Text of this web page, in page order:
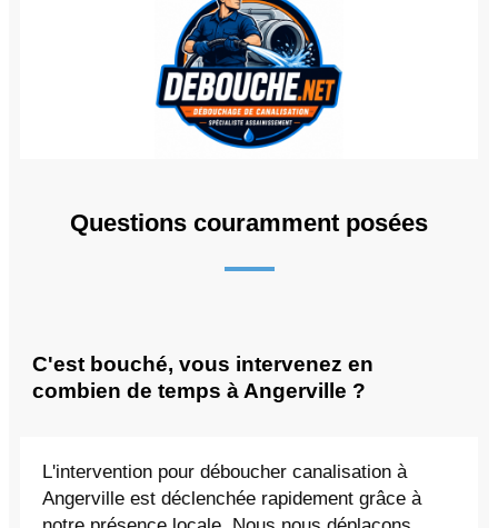
Questions couramment posées
C'est bouché, vous intervenez en
combien de temps à Angerville ?
L'intervention pour déboucher canalisation à
Angerville est déclenchée rapidement grâce à